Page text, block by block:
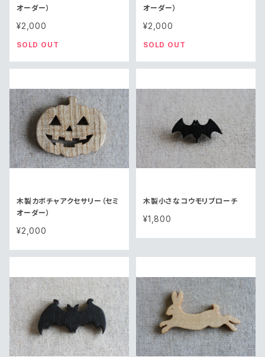
オーダー）
¥2,000
SOLD OUT
オーダー）
¥2,000
SOLD OUT
木製カボチャアクセサリー（セミ
オーダー）
¥2,000
木製小さなコウモリブローチ
¥1,800